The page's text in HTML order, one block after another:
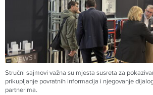
Stručni sajmovi važna su mjesta susreta za
prikupljanje povratnih informacija i njegovanje
partnerima.